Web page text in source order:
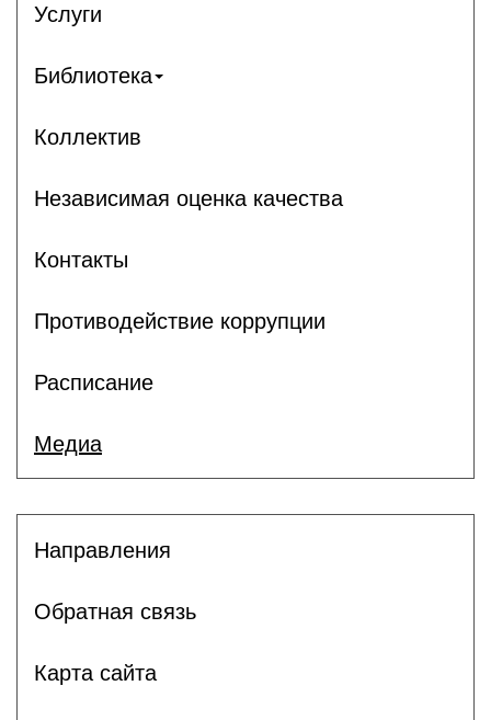
Услуги
Библиотека
Коллектив
Независимая оценка качества
Контакты
Противодействие коррупции
Расписание
Медиа
Направления
Обратная связь
Карта сайта